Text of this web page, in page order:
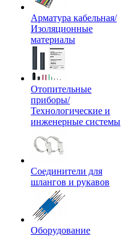
Арматура кабельная/
Изоляционные
материалы
Отопительные
приборы/
Технологические и
инженерные системы
Соединители для
шлангов и рукавов
Оборудование